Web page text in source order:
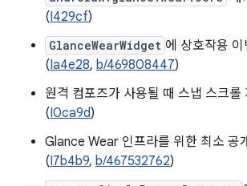
(I429cf)
GlanceWearWidget 에 상호작용
(Ia4e28, b/469808447)
원격 컴포즈가 사용될 때 스냅 스크롤
(I0ca9d)
Glance Wear 인프라를 위한 최소 공
(I7b4b9, b/467532762)